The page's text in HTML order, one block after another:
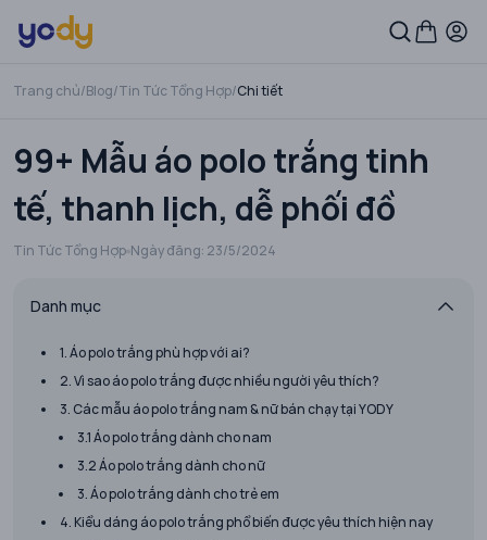
Trang chủ/Blog/Tin Tức Tổng Hợp/Chi tiết
99+ Mẫu áo polo trắng tinh
tế, thanh lịch, dễ phối đồ
Tin Tức Tổng Hợp Ngày đăng: 23/5/2024
Danh mục
1. Áo polo trắng phù hợp với ai?
2. Vì sao áo polo trắng được nhiều người yêu thích?
3. Các mẫu áo polo trắng nam & nữ bán chạy tại YODY
3.1 Áo polo trắng dành cho nam
3.2 Áo polo trắng dành cho nữ
3. Áo polo trắng dành cho trẻ em
4. Kiểu dáng áo polo trắng phổ biến được yêu thích hiện nay